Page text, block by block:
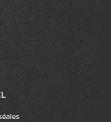
dans une autre fenêtre